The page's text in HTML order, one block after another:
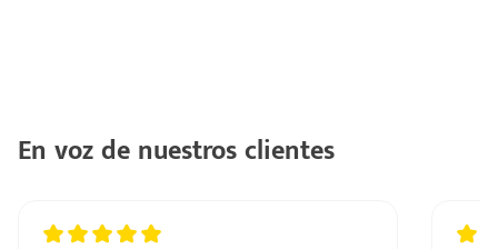
En voz de nuestros clientes